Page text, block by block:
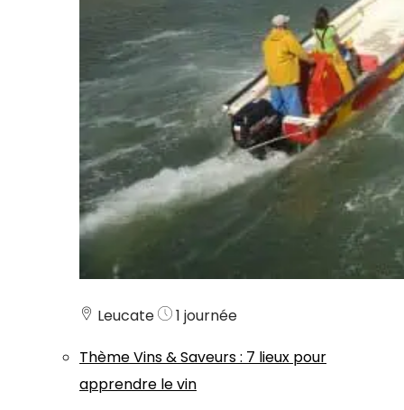
Leucate
1 journée
ThèmeVins & Saveurs: 7 lieux pour
apprendre le vin